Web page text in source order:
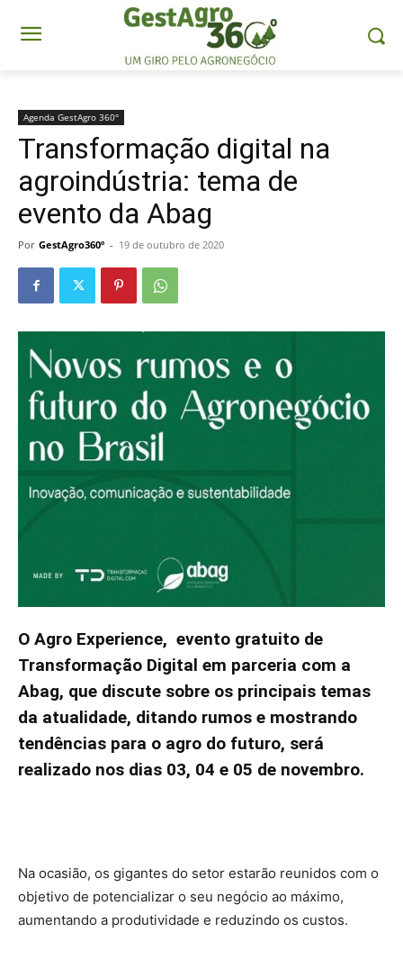
Agenda GestAgro 360°
Transformação digital na
agroindústria: tema de
evento da Abag
Por GestAgro360º - 19 de outubro de 2020
O Agro Experience, evento gratuito de
Transformação Digital em parceria com a
Abag, que discute sobre os principais temas
da atualidade, ditando rumos e mostrando
tendências para o agro do futuro, será
realizado nos dias 03, 04 e 05 de novembro.
Na ocasião, os gigantes do setor estarão reunidos com o
objetivo de potencializar o seu negócio ao máximo,
aumentando a produtividade e reduzindo os custos.